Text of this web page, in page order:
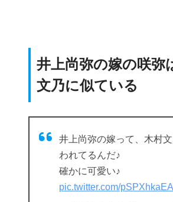
井上尚弥の嫁の咲弥
文乃に似ている
井上尚弥の嫁って、木村
われてるんだ♪
確かに可愛い♪
pic.twitter.com/